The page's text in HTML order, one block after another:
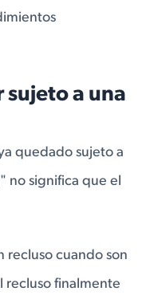
sujeto a una
quedado sujeto a
no significa que el
recluso cuando son
recluso finalmente